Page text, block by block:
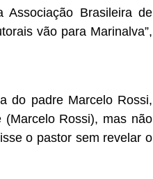
Associação Brasileira de
vão para Marinalva”,
do padre Marcelo Rossi,
(Marcelo Rossi), mas não
o pastor sem revelar o